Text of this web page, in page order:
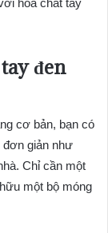
đen
cơ bản, bạn có
đơn giản như
Chỉ cần một
một bộ móng